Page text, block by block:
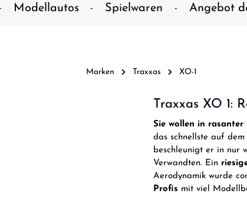
Modellautos Spielwaren Angebot
Marken Traxxas XO-1
Traxxas XO 1:
Sie wollen in rasanter
das schnellste auf
beschleunigt er in nur
Verwandten. Ein
Aerodynamik wurde
Profis mit viel